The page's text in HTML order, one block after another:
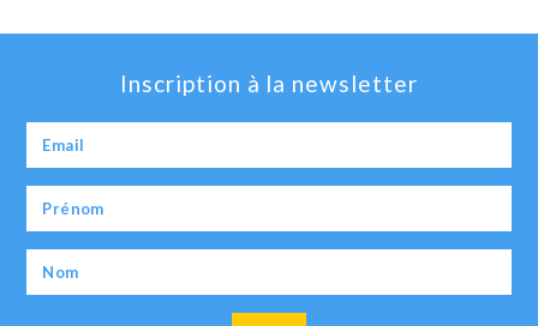
Inscription à la newsletter